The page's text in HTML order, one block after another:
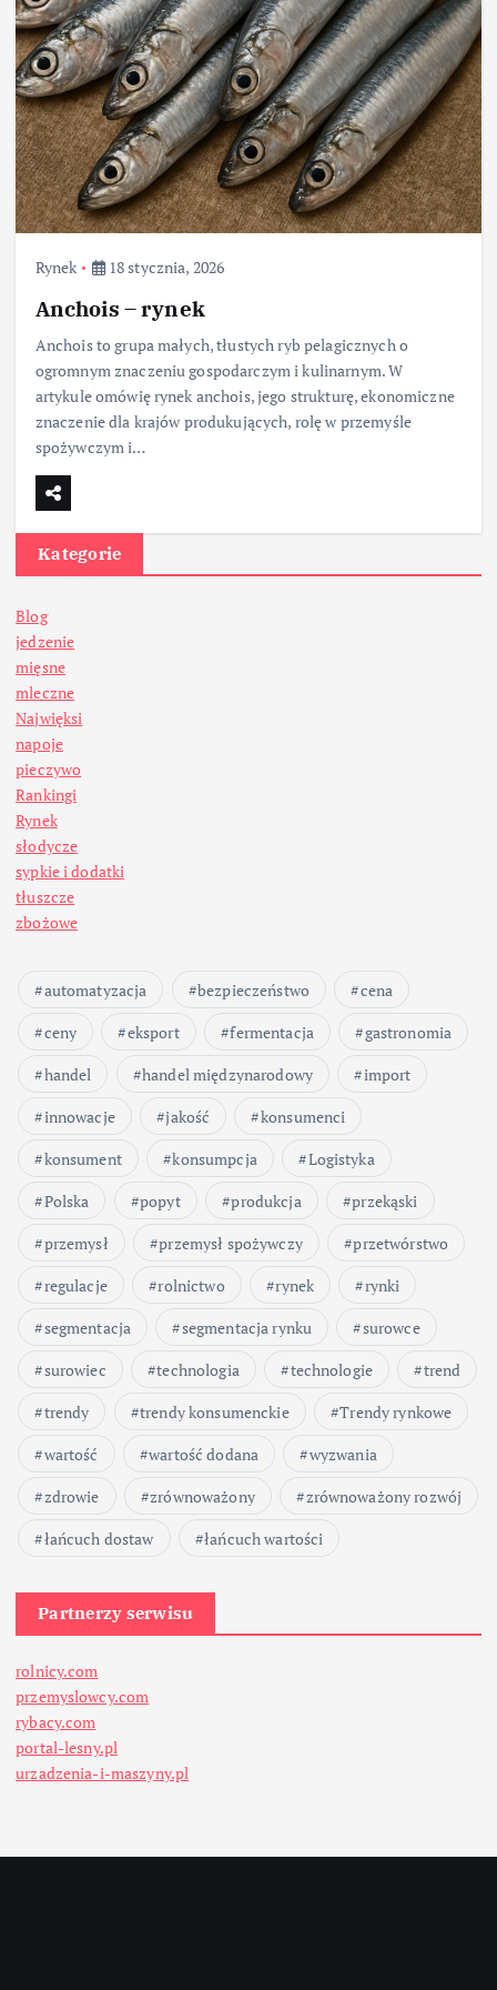
Rynek 18 stycznia, 2026
Anchois – rynek
Anchois to grupa małych, tłustych ryb pelagicznych o
ogromnym znaczeniu gospodarczym i kulinarnym. W
artykule omówię rynek anchois, jego strukturę, ekonomiczne
znaczenie dla krajów produkujących, rolę w przemyśle
spożywczym i…
Kategorie
Blog
jedzenie
mięsne
mleczne
Najwięksi
napoje
pieczywo
Rankingi
Rynek
słodycze
sypkie i dodatki
tłuszcze
zbożowe
automatyzacja bezpieczeństwo
cena
ceny
eksport fermentacja
gastronomia
handel
handel międzynarodowy
import
innowacje
jakość
konsumenci
konsument
konsumpcja
Logistyka
Polska
popyt produkcja
przekąski
przemysł
przemysł spożywczy
przetwórstwo
regulacje
rolnictwo rynek
rynki
segmentacja
segmentacja rynku
surowce
surowiec
technologia technologie
trend
trendy
trendy konsumenckie
Trendy rynkowe
wartość
wartość dodana
wyzwania
zdrowie
zrównoważony
zrównoważony rozwój
łańcuch dostaw
łańcuch wartości
Partnerzy serwisu
rolnicy.com
przemyslowcy.com
rybacy.com
portal-lesny.pl
urzadzenia-i-maszyny.pl